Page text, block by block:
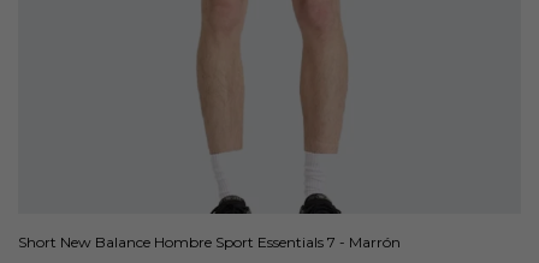
Short New Balance Hombre Sport Essentials 7 - Marrón